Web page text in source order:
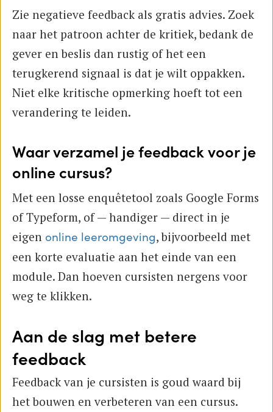
Zie negatieve feedback als gratis advies. Zoek
naar het patroon achter de kritiek, bedank de
gever en beslis dan rustig of het een
terugkerend signaal is dat je wilt oppakken.
Niet elke kritische opmerking hoeft tot een
verandering te leiden.
Waar verzamel je feedback voor je
online cursus?
Met een losse enquêtetool zoals Google Forms
of Typeform, of — handiger — direct in je
eigen online leeromgeving, bijvoorbeeld met
een korte evaluatie aan het einde van een
module. Dan hoeven cursisten nergens voor
weg te klikken.
Aan de slag met betere
feedback
Feedback van je cursisten is goud waard bij
het bouwen en verbeteren van een cursus.